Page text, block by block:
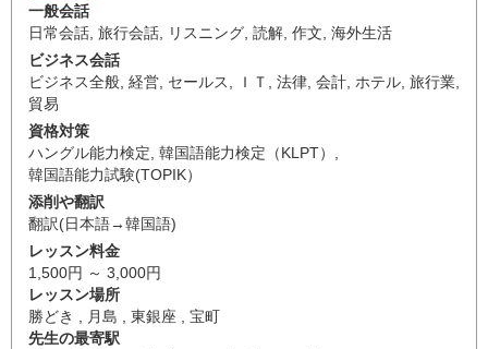
一般会話
日常会話 旅行会話 リスニング 読解 作文 海外生活
ビジネス会話
ビジネス全般 経営 セールス ＩＴ 法律 会計 ホテル 旅行業
貿易
資格対策
ハングル能力検定 韓国語能力検定（KLPT）
韓国語能力試験(TOPIK）
添削や翻訳
翻訳(日本語→韓国語)
レッスン料金
1,500円 ～ 3,000円
レッスン場所
勝どき , 月島 , 東銀座 , 宝町
先生の最寄駅